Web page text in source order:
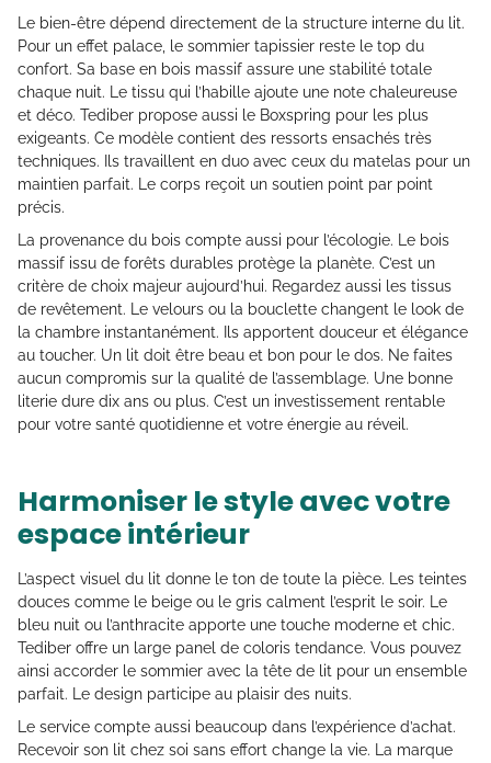
Le bien-être dépend directement de la structure interne du lit.
Pour un effet palace, le sommier tapissier reste le top du
confort. Sa base en bois massif assure une stabilité totale
chaque nuit. Le tissu qui l’habille ajoute une note chaleureuse
et déco. Tediber propose aussi le Boxspring pour les plus
exigeants. Ce modèle contient des ressorts ensachés très
techniques. Ils travaillent en duo avec ceux du matelas pour un
maintien parfait. Le corps reçoit un soutien point par point
précis.
La provenance du bois compte aussi pour l’écologie. Le bois
massif issu de forêts durables protège la planète. C’est un
critère de choix majeur aujourd’hui. Regardez aussi les tissus
de revêtement. Le velours ou la bouclette changent le look de
la chambre instantanément. Ils apportent douceur et élégance
au toucher. Un lit doit être beau et bon pour le dos. Ne faites
aucun compromis sur la qualité de l’assemblage. Une bonne
literie dure dix ans ou plus. C’est un investissement rentable
pour votre santé quotidienne et votre énergie au réveil.
Harmoniser le style avec votre
espace intérieur
L’aspect visuel du lit donne le ton de toute la pièce. Les teintes
douces comme le beige ou le gris calment l’esprit le soir. Le
bleu nuit ou l’anthracite apporte une touche moderne et chic.
Tediber offre un large panel de coloris tendance. Vous pouvez
ainsi accorder le sommier avec la tête de lit pour un ensemble
parfait. Le design participe au plaisir des nuits.
Le service compte aussi beaucoup dans l’expérience d’achat.
Recevoir son lit chez soi sans effort change la vie. La marque